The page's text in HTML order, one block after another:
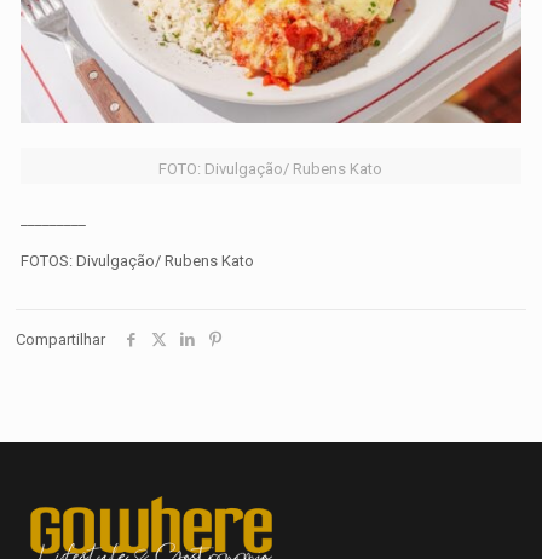
FOTO: Divulgação/ Rubens Kato
FOTOS: Divulgação/ Rubens Kato
Compartilhar